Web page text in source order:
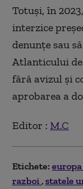
Totuşi, în
interzice
denunţe sau
Atlanticului
fără avizul şi
aprobarea a
Editor : M.C
Etichete: europa
razboi statele